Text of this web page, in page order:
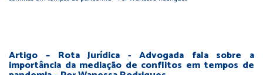
Artigo – Rota Jurídica - Advogada fala sobre a
importância da mediação de conflitos em tempos de